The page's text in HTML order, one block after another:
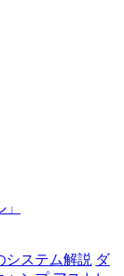
システム解説 ダ